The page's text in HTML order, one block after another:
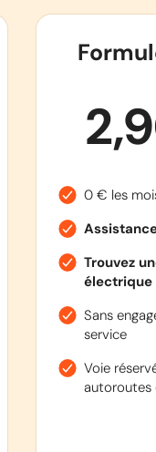
0 € les
Trouvez
électrique
Sans
service
Voie
autoroutes